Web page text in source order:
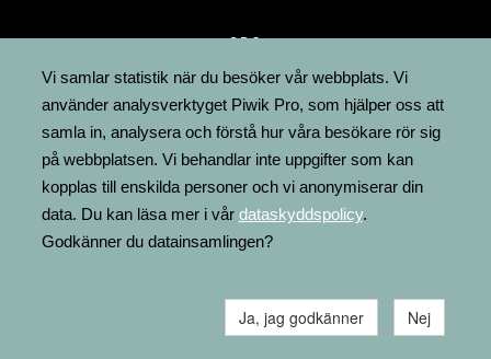
GRO
FÖRENINGSRESURSEN
MINNESRUNOR.FI
UPPSLAGSVERKET FINLAND
LÄGENHETER
FAKTURERING
Vi samlar statistik när du besöker vår webbplats. Vi
använder analysverktyget Piwik Pro, som hjälper oss att
samla in, analysera och förstå hur våra besökare rör sig
på webbplatsen. Vi behandlar inte uppgifter som kan
kopplas till enskilda personer och vi anonymiserar din
data. Du kan läsa mer i vår dataskyddspolicy.
Godkänner du datainsamlingen?
Ja, jag godkänner Nej